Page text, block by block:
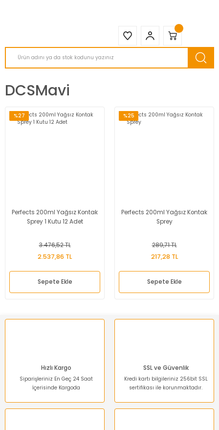
DCSMavi
%27
Perfects 200ml Yağsız Kontak
Sprey 1 Kutu 12 Adet
3.476,52 TL
2.537,86 TL
Sepete Ekle
%25
Perfects 200ml Yağsız Kontak
Sprey
289,71 TL
217,28 TL
Sepete Ekle
Hızlı Kargo
Siparişleriniz En Geç 24 Saat
İçerisinde Kargoda
SSL ve Güvenlik
Kredi kartı bilgileriniz 256bit SSL
sertifikası ile korunmaktadır.